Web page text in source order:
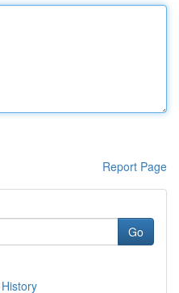
Report Page
Go